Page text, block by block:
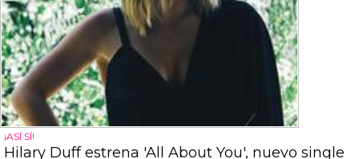
¡ASÍ SÍ!
Hilary Duff estrena 'All About You', nuevo single